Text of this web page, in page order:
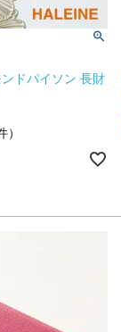
ドパイソン 長財
）